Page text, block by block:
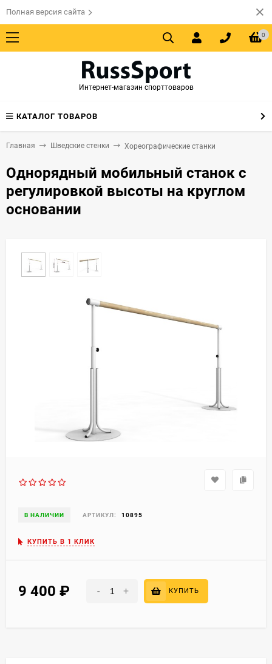
Полная версия сайта
0
Интернет-магазин спорттоваров
КАТАЛОГ ТОВАРОВ
Главная Шведские стенки Хореографические станки
Однорядный мобильный станок с
регулировкой высоты на круглом
основании
В НАЛИЧИИ АРТИКУЛ: 10895
КУПИТЬ В 1 КЛИК
9 400 - + КУПИТЬ